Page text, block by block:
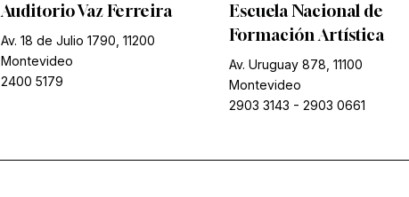
Auditorio Vaz Ferreira
Av. 18 de Julio 1790, 11200
Montevideo
2400 5179
Escuela Nacional de
Formación Artística
Av. Uruguay 878, 11100
Montevideo
2903 3143 - 2903 0661